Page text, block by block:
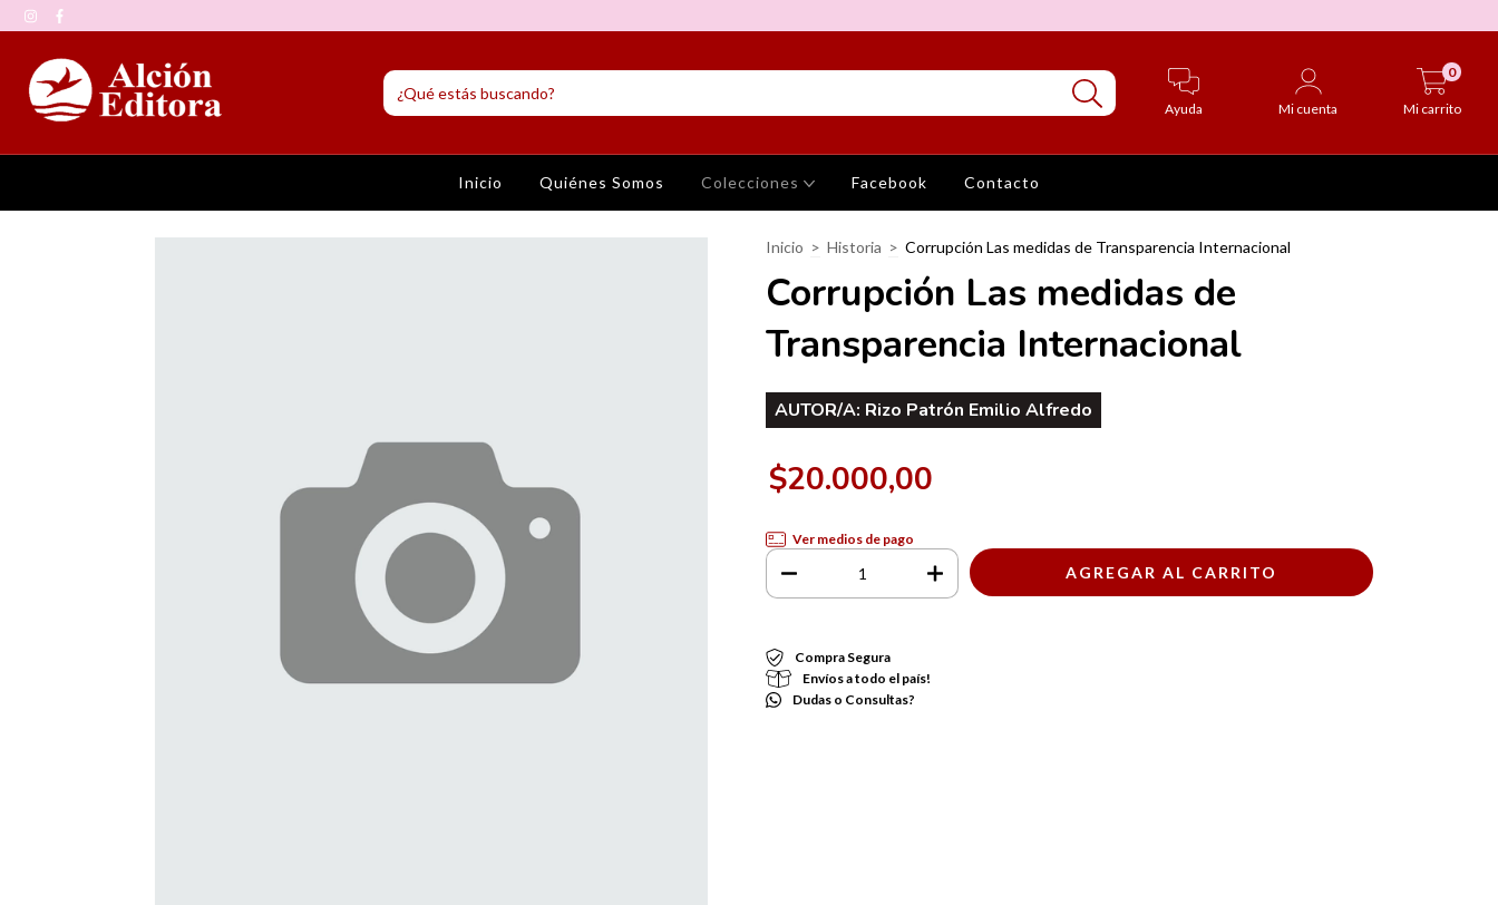
Ayuda Mi cuenta Mi carrito
0
Inicio Quiénes Somos Colecciones Facebook Contacto
Inicio > Historia > Corrupción Las medidas de Transparencia Internacional
Corrupción Las medidas de
Transparencia Internacional
AUTOR/A: Rizo Patrón Emilio Alfredo
$20.000,00
Ver medios de pago
Compra Segura
Envíos a todo el país!
Dudas o Consultas?